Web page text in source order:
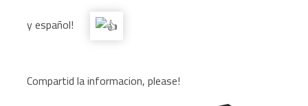
y español!
Compartid la informacion, please!